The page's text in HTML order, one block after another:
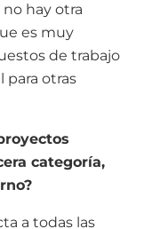
hay otra
es muy
de trabajo
para otras
categoría,
a todas las